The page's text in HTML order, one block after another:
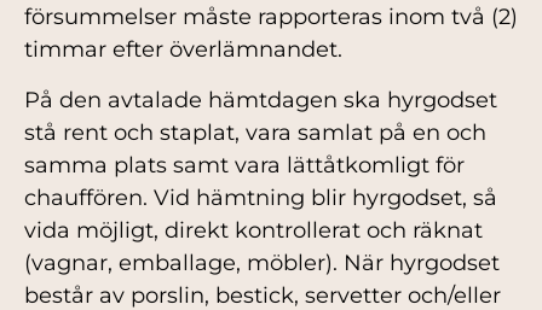
försummelser måste rapporteras inom två (2)
timmar efter överlämnandet.
På den avtalade hämtdagen ska hyrgodset
stå rent och staplat, vara samlat på en och
samma plats samt vara lättåtkomligt för
chauffören. Vid hämtning blir hyrgodset, så
vida möjligt, direkt kontrollerat och räknat
(vagnar, emballage, möbler). När hyrgodset
består av porslin, bestick, servetter och/eller